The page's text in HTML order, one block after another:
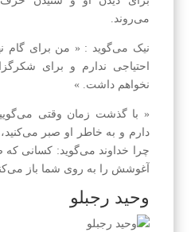
می‌روند.
نیک می‌گوید : « من برای گام
احتیاجی ندارم و برای
نخواهم داشت. »
« با گذشت زمان وقتی
دارم و به خاطر او صبر
چرا خداوند می‌گوید: کسانی که
آغوشش را به روی شما باز
وحید رجبلو